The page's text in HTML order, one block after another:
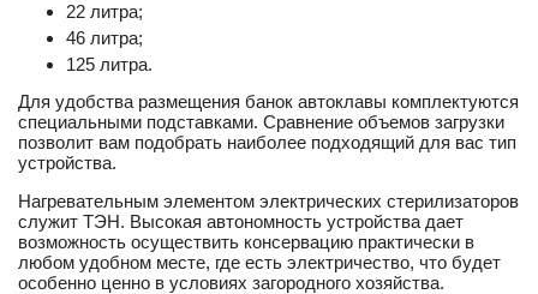
22 литра;
46 литра;
125 литра.
Для удобства размещения банок автоклавы комплектуются
специальными подставками. Сравнение объемов загрузки
позволит вам подобрать наиболее подходящий для вас тип
устройства.
Нагревательным элементом электрических стерилизаторов
служит ТЭН. Высокая автономность устройства дает
возможность осуществить консервацию практически в
любом удобном месте, где есть электричество, что будет
особенно ценно в условиях загородного хозяйства.